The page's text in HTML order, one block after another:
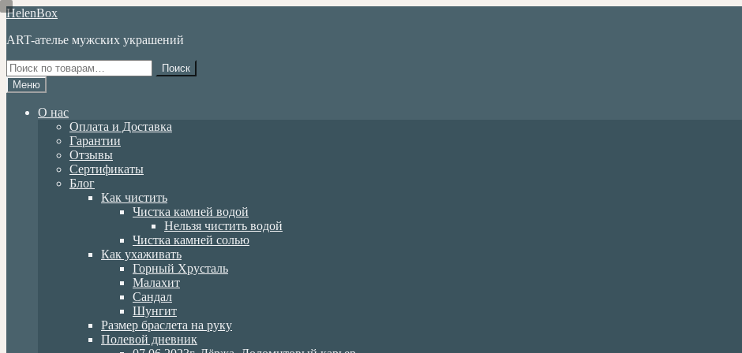
Перейти
навигации
Перейти
содержимому
HelenBox
ART-ателье мужских украшений
Искать:
Поиск
Меню
О нас
Оплата и Доставка
Гарантии
Отзывы
Сертификаты
Блог
Как чистить
Чистка камней водой
Нельзя чистить водой
Чистка камней солью
Как ухаживать
Горный Хрусталь
Малахит
Сандал
Шунгит
Размер браслета на руку
Полевой дневник